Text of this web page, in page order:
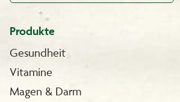
Produkte
Gesundheit
Vitamine
Magen & Darm